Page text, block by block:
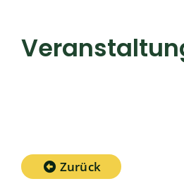
Zurück